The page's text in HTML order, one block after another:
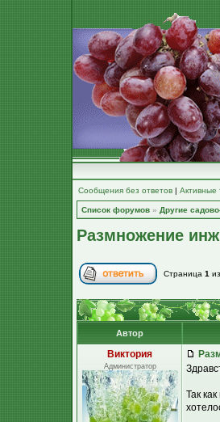
Сообщения без ответов | Активные
Список форумов » Другие
Размножение
Страница 1 из
Автор
Виктория
Администратор
Так